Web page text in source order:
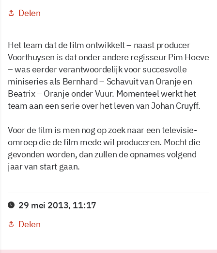
Delen
Het team dat de film ontwikkelt – naast producer
Voorthuysen is dat onder andere regisseur Pim Hoeve
– was eerder verantwoordelijk voor succesvolle
miniseries als Bernhard – Schavuit van Oranje en
Beatrix – Oranje onder Vuur. Momenteel werkt het
team aan een serie over het leven van Johan Cruyff.
Voor de film is men nog op zoek naar een televisie-
omroep die de film mede wil produceren. Mocht die
gevonden worden, dan zullen de opnames volgend
jaar van start gaan.
29 mei 2013, 11:17
Delen